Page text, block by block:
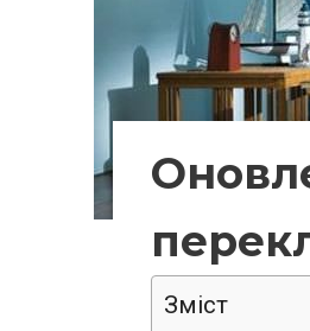
Зміст